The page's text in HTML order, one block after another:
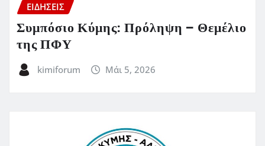
ΕΙΔΗΣΕΙΣ
Συμπόσιο Κύμης: Πρόληψη – Θεμέλιο
της ΠΦΥ
kimiforum Μάι 5, 2026